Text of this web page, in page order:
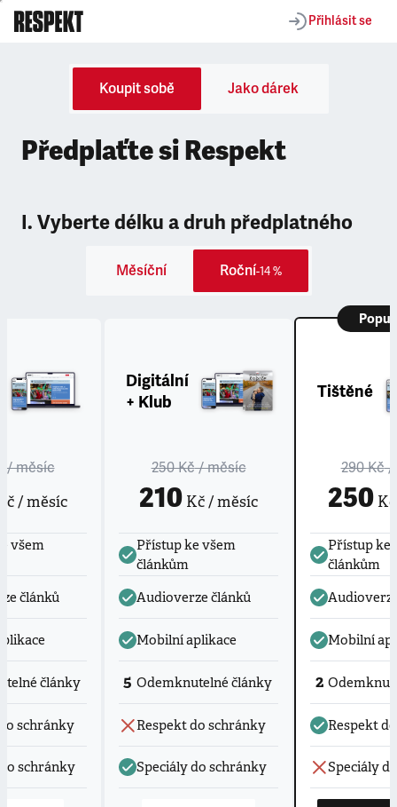
Přihlásit se
Koupit sobě Jako dárek
Předplaťte si Respekt
I. Vyberte délku a druh předplatného
Měsíční Roční-14 %
/ měsíc
/ měsíc
všem
článků
články
schránky
schránky
Digitální
+ Klub
250 Kč/ měsíc
210 Kč / měsíc
Přístup ke všem
článkům
Audioverze článků
Mobilní aplikace
5 Odemknutelné články
Respekt do schránky
Speciály do schránky
Tištěné
290 Kč/
250Kč
Přístup ke
článkům
Mobilní
2
Respekt
Speciály